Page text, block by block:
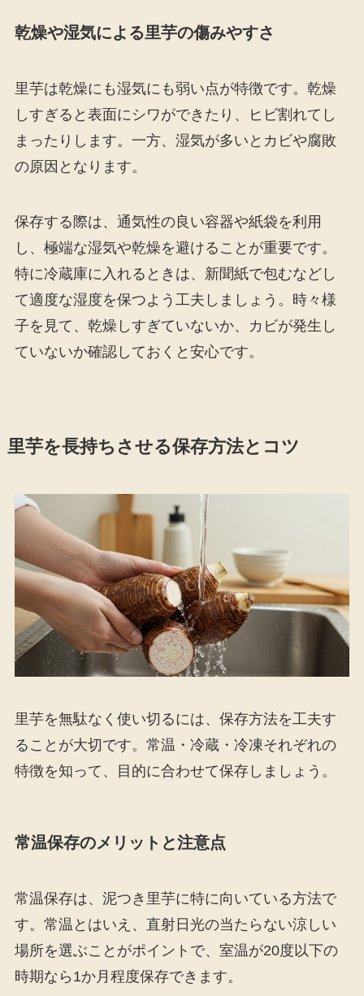
乾燥や湿気による里芋の傷みやすさ
里芋は乾燥にも湿気にも弱い点が特徴です。乾燥
しすぎると表面にシワができたり、ヒビ割れてし
まったりします。一方、湿気が多いとカビや腐敗
の原因となります。
保存する際は、通気性の良い容器や紙袋を利用
し、極端な湿気や乾燥を避けることが重要です。
特に冷蔵庫に入れるときは、新聞紙で包むなどし
て適度な湿度を保つよう工夫しましょう。時々様
子を見て、乾燥しすぎていないか、カビが発生し
ていないか確認しておくと安心です。
里芋を長持ちさせる保存方法とコツ
里芋を無駄なく使い切るには、保存方法を工夫す
ることが大切です。常温・冷蔵・冷凍それぞれの
特徴を知って、目的に合わせて保存しましょう。
常温保存のメリットと注意点
常温保存は、泥つき里芋に特に向いている方法で
す。常温とはいえ、直射日光の当たらない涼しい
場所を選ぶことがポイントで、室温が20度以下の
時期なら1か月程度保存できます。